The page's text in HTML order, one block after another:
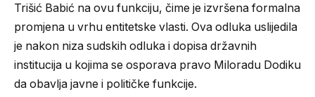
Trišić Babić na ovu funkciju, čime je izvršena formalna
promjena u vrhu entitetske vlasti. Ova odluka uslijedila
je nakon niza sudskih odluka i dopisa državnih
institucija u kojima se osporava pravo Miloradu Dodiku
da obavlja javne i političke funkcije.